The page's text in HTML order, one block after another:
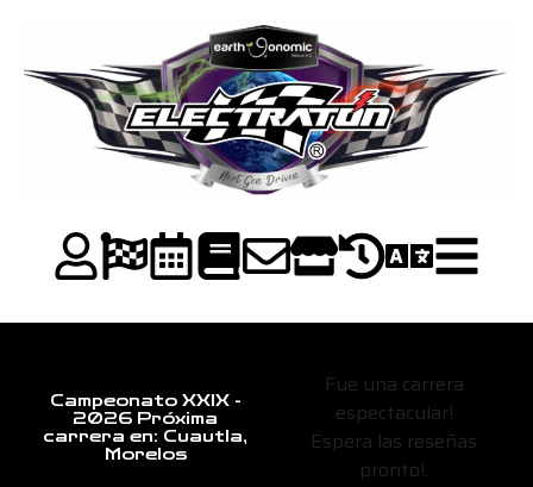
Campeonato XXIX -
2026 Próxima
carrera en: Cuautla,
Morelos
Fue una carrera
espectacular!
Espera las reseñas
pronto!.